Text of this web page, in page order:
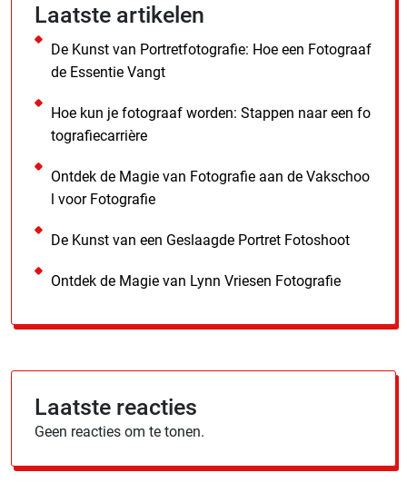
Laatste artikelen
De Kunst van Portretfotografie: Hoe een Fotograaf
de Essentie Vangt
Hoe kun je fotograaf worden: Stappen naar een fo
tografiecarrière
Ontdek de Magie van Fotografie aan de Vakschoo
l voor Fotografie
De Kunst van een Geslaagde Portret Fotoshoot
Ontdek de Magie van Lynn Vriesen Fotografie
Laatste reacties
Geen reacties om te tonen.